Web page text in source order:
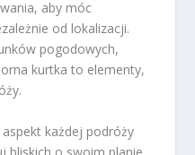
aby móc
od lokalizacji.
pogodowych,
kurtka to elementy,
każdej podróży